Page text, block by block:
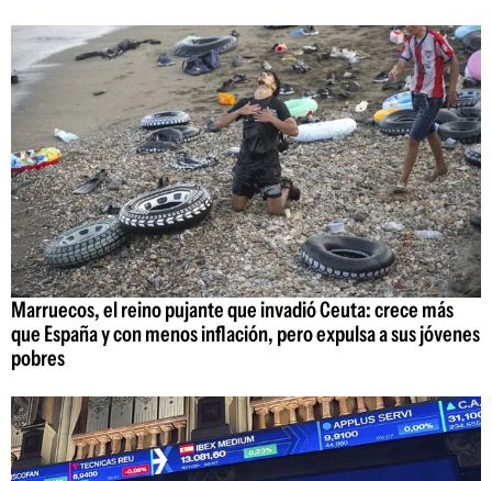
Marruecos, el reino pujante que invadió Ceuta: crece más
que España y con menos inflación, pero expulsa a sus jóvenes
pobres